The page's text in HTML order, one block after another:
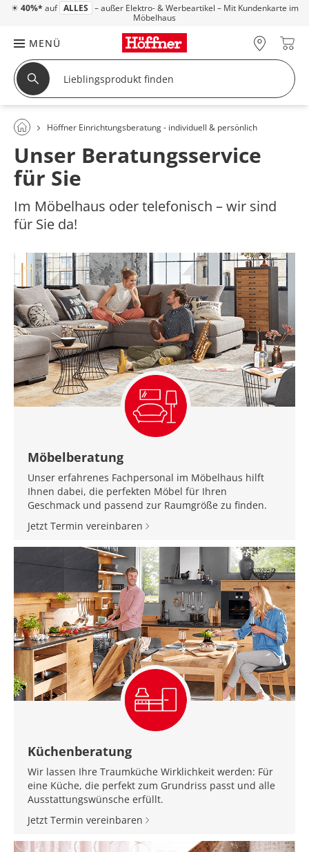
☀ 40%* auf ALLES – außer Elektro- & Werbeartikel – Mit Kundenkarte im
Möbelhaus
MENÜ
Höffner Einrichtungsberatung - individuell & persönlich
Unser Beratungsservice
für Sie
Im Möbelhaus oder telefonisch – wir sind
für Sie da!
Möbelberatung
Unser erfahrenes Fachpersonal im Möbelhaus hilft
Ihnen dabei, die perfekten Möbel für Ihren
Geschmack und passend zur Raumgröße zu finden.
Jetzt Termin vereinbaren
Küchenberatung
Wir lassen Ihre Traumküche Wirklichkeit werden: Für
eine Küche, die perfekt zum Grundriss passt und alle
Ausstattungswünsche erfüllt.
Jetzt Termin vereinbaren